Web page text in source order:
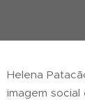
Helena
imagem